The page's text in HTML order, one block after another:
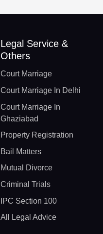
Legal Service &
Others
Court Marriage
Court Marriage In Delhi
Court Marriage In
Ghaziabad
Property Registration
Bail Matters
Mutual Divorce
Criminal Trials
IPC Section 100
All Legal Advice